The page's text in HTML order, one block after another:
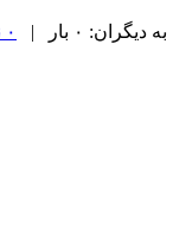
۰ نظر